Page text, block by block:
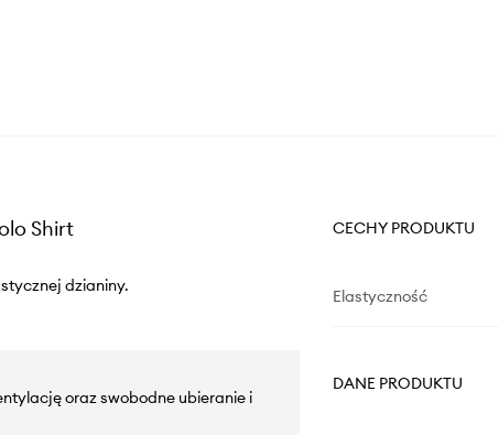
Shirt
dzianiny.
oraz swobodne ubieranie i
CECHY PRODUKTU
Elastyczność
DANE PRODUKTU